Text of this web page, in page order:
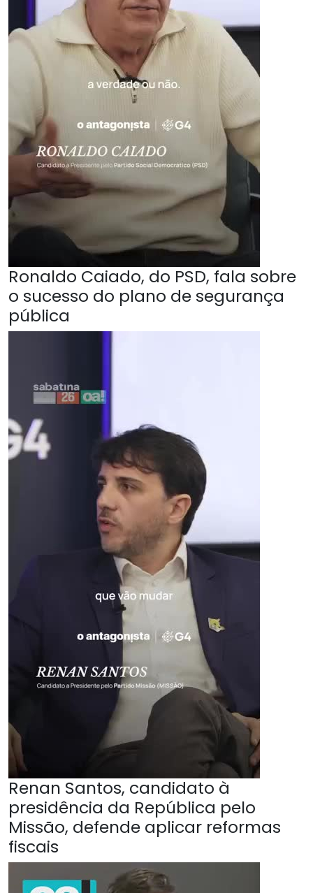
Ronaldo Caiado, do PSD, fala sobre
o sucesso do plano de segurança
pública
Renan Santos, candidato à
presidência da República pelo
Missão, defende aplicar reformas
fiscais